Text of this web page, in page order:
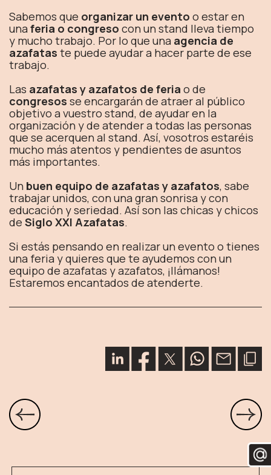
Sabemos que organizar un evento o estar en
unaferia o congreso con un stand lleva tiempo
y mucho trabajo. Por lo que una agencia de
azafatas te puede ayudar a hacer parte de ese
trabajo.
Las azafatas y azafatos de feria o de
congresos se encargarán de atraer al público
objetivo a vuestro stand, de ayudar en la
organización y de atender a todas las personas
que se acerquen al stand. Así, vosotros estaréis
mucho más atentos y pendientes de asuntos
más importantes.
Un buen equipo de azafatas y azafatos, sabe
trabajar unidos, con una gran sonrisa y con
educación y seriedad. Así son las chicas y chicos
de Siglo XXI Azafatas.
Si estás pensando en realizar un evento o tienes
una feria y quieres que te ayudemos con un
equipo de azafatas y azafatos, ¡llámanos!
Estaremos encantados de atenderte.